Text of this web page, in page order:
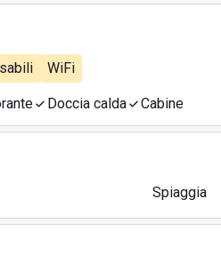
WiFi
Doccia calda Cabine
Spiaggia